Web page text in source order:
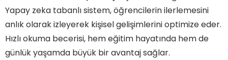
Yapay zeka tabanlı sistem, öğrencilerin ilerlemesini
anlık olarak izleyerek kişisel gelişimlerini optimize eder.
Hızlı okuma becerisi, hem eğitim hayatında hem de
günlük yaşamda büyük bir avantaj sağlar.